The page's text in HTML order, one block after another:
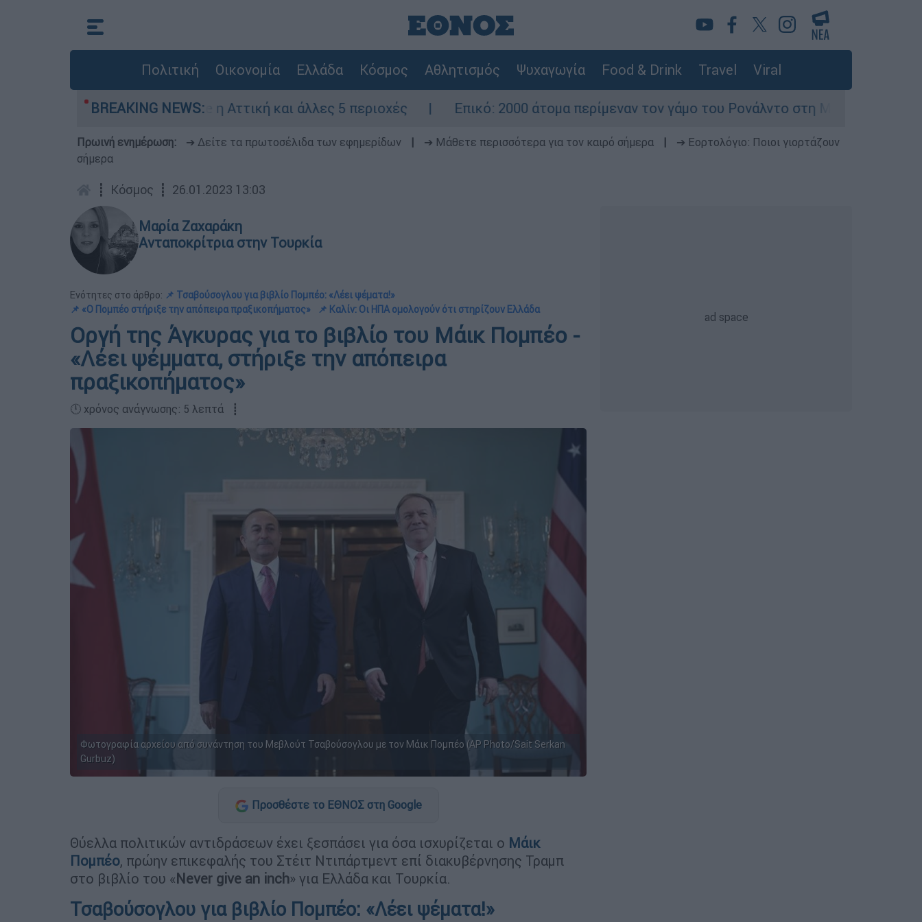
Πολιτική Οικονομία Ελλάδα Κόσμος Αθλητισμός Ψυχαγωγία Food & Drink Travel Viral
BREAKING NEWS:
Red Code η Αττική και άλλες 5 περιοχές Επικό: 2000 άτομα περίμεναν τον γάμο του Ρονάλντο στη Μαδέρα αλλά τελικά
Πρωινή ενημέρωση: ➔ Δείτε τα πρωτοσέλιδα των εφημερίδων ➔ Μάθετε περισσότερα για τον καιρό σήμερα
➔ Εορτολόγιο: Ποιοι γιορτάζουν
σήμερα
┋ Κόσμος ┋ 26.01.2023 13:03
Μαρία Ζαχαράκη
Ανταποκρίτρια στην Τουρκία
Ενότητες στο άρθρο: 📌 Τσαβούσογλου για βιβλίο Πομπέο: «Λέει ψέματα!»
📌 «Ο Πομπέο στήριξε την απόπειρα πραξικοπήματος»
📌 Καλίν: Οι ΗΠΑ ομολογούν ότι στηρίζουν Ελλάδα
Οργή της Άγκυρας για το βιβλίο του Μάικ Πομπέο -
«Λέει ψέμματα, στήριξε την απόπειρα
πραξικοπήματος»
🕛 χρόνος ανάγνωσης: 5 λεπτά ┋
Φωτογραφία αρχείου από συνάντηση του Μεβλούτ Τσαβούσογλου με τον Μάικ Πομπέο (AP Photo/Sait Serkan
Gurbuz)
Προσθέστε το ΕΘΝΟΣ στη Google
Θύελλα πολιτικών αντιδράσεων έχει ξεσπάσει για όσα ισχυρίζεται ο Μάικ
Πομπέο, πρώην επικεφαλής του Στέιτ Ντιπάρτμεντ επί διακυβέρνησης Τραμπ
στο βιβλίο του «Never give an inch» για Ελλάδα και Τουρκία.
Τσαβούσογλου για βιβλίο Πομπέο: «Λέει ψέματα!»